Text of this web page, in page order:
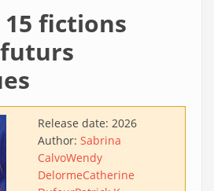
15 fictions
Release date: 2026
Author: Sabrina
CalvoWendy
DelormeCatherine